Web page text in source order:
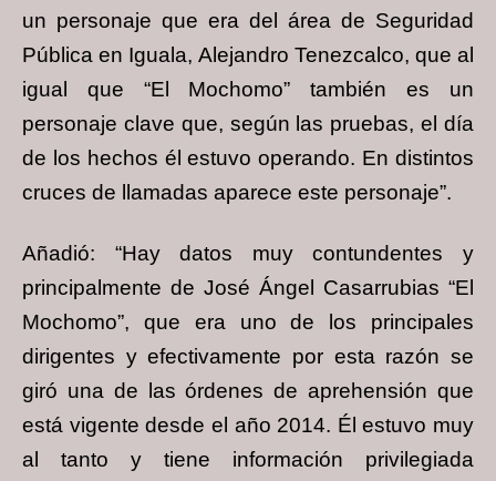
un personaje que era del área de Seguridad
Pública en Iguala, Alejandro Tenezcalco, que al
igual que “El Mochomo” también es un
personaje clave que, según las pruebas, el día
de los hechos él estuvo operando. En distintos
cruces de llamadas aparece este personaje”.
Añadió: “Hay datos muy contundentes y
principalmente de José Ángel Casarrubias “El
Mochomo”, que era uno de los principales
dirigentes y efectivamente por esta razón se
giró una de las órdenes de aprehensión que
está vigente desde el año 2014. Él estuvo muy
al tanto y tiene información privilegiada